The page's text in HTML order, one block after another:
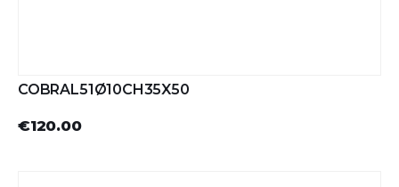
COBRAL51Ø10CH35X50
€120.00